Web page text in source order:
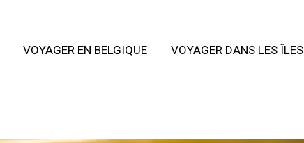
VOYAGER EN BELGIQUE VOYAGER DANS LES ÎLES